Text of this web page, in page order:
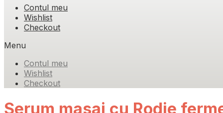
Contul meu
Wishlist
Checkout
Menu
Contul meu
Wishlist
Checkout
Serum masaj cu Rodie